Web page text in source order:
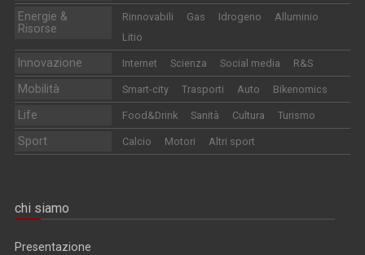
Energie &
Risorse
Rinnovabili Gas Idrogeno
Alluminio
Litio
Innovazione Internet Scienza Social media R&S
Mobilità Smart-city Trasporti Auto Bikenomics
Life Food&Drink Sanità Cultura Turismo
Sport Calcio Motori Altri sport
chi siamo
Presentazione